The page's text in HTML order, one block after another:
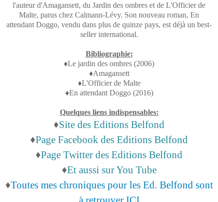
l'auteur d'Amagansett, du Jardin des ombres et de L'Officier de
Malte, parus chez Calmann-Lévy. Son nouveau roman, En
attendant Doggo, vendu dans plus de quinze pays, est déjà un best-
seller international.
Bibliographie:
♦Le jardin des ombres (2006)
♦Amagansett
♦L'Officier de Malte
♦En attendant Doggo (2016)
Quelques liens indispensables:
♦Site des Editions Belfond
♦Page Facebook des Editions Belfond
♦Page Twitter des Editions Belfond
♦Et aussi sur You Tube
♦Toutes mes chroniques pour les Ed. Belfond sont